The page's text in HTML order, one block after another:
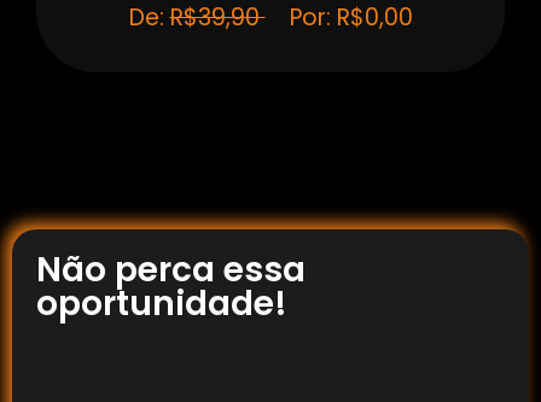
De:R$39,90Por: R$0,00
Não perca essa
oportunidade!